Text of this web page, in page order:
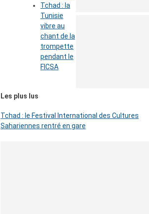
Tchad : la
Tunisie
vibre au
chant de la
trompette
pendant le
FICSA
Les plus lus
Tchad : le Festival International des Cultures
Sahariennes rentré en gare